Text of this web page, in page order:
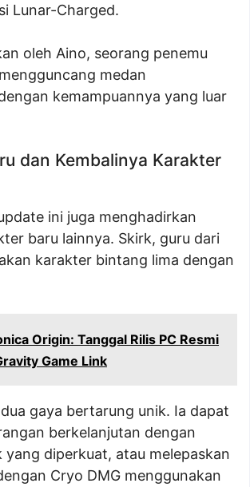
Lunar-Charged.
oleh Aino, seorang penemu
medan
kemampuannya yang luar
dan Kembalinya Karakter
ini juga menghadirkan
baru lainnya. Skirk, guru dari
karakter bintang lima dengan
Origin: Tanggal Rilis PC Resmi
Game Link
gaya bertarung unik. Ia dapat
berkelanjutan dengan
yang diperkuat, atau melepaskan
Cryo DMG menggunakan